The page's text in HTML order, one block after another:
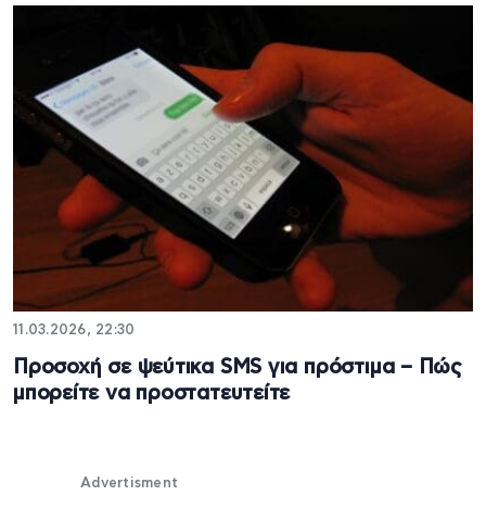
11.03.2026, 22:30
Προσοχή σε ψεύτικα SMS για πρόστιμα – Πώς
μπορείτε να προστατευτείτε
Advertisment